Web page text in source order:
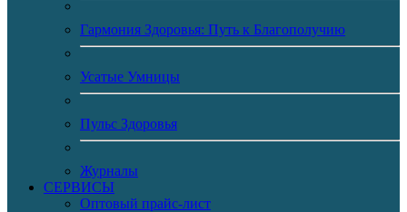
Гармония Здоровья: Путь к Благополучию
Усатые Умницы
Пульс Здоровья
Журналы
CЕРВИСЫ
Оптовый прайс-лист